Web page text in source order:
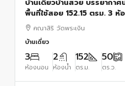
บ้านเดี่ยวบ้านสวย บรรยากา
พื้นที่ใช้สอย 152.15 ตรม. 3 ห้
อเนกประสงค์ 2 ห้องน้ำ ที่จอด
คณาสิริ วัดพระเงิน
บ้านเดี่ยว
3
ห้องนอน
2
ห้องน้ำ
152
ตร.ม.
50
ตร.ว.